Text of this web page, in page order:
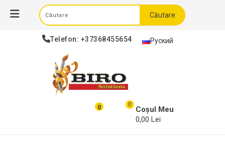
Telefon: +37368455654 Руский
Căutare
0 0
Coșul Meu
0,00 Lei